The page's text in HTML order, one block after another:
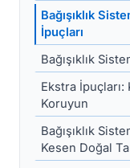
Bağışıklık
İpuçları
Bağışıklık
Ekstra İpuçları:
Koruyun
Bağışıklık
Kesen Doğal